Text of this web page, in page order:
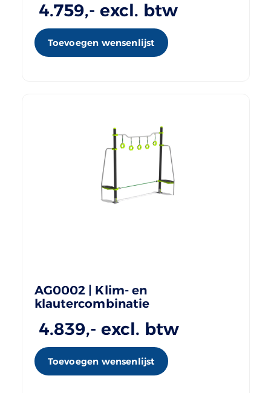
4.759,- excl. btw
Toevoegen wensenlijst
AG0002 | Klim- en
klautercombinatie
4.839,- excl. btw
Toevoegen wensenlijst